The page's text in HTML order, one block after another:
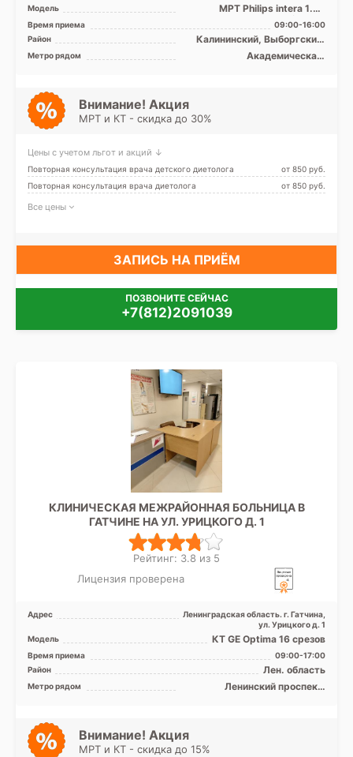
Модель
МРТ Philips intera 1.5Т
закрытый тип, КТ Siemens
Somatom Emotion 16 ср ...
Время приема
09:00-16:00
Район
Калининский, Выборгский,
Красногвардейский, Лен.
область
Метро рядом
Академическая,
Ленина, Площадь Мужества
Внимание! Акция
МРТ и КТ - скидка до 30%
Цены с учетом льгот и акций ↓
Повторная консультация врача детского диетолога
от 850 pуб.
Повторная консультация врача диетолога
от 850 pуб.
Все цены
ЗАПИСЬ НА ПРИЁМ
ПОЗВОНИТЕ СЕЙЧАС
+7(812)2091039
КЛИНИЧЕСКАЯ МЕЖРАЙОННАЯ БОЛЬНИЦА В
ГАТЧИНЕ НА УЛ. УРИЦКОГО Д. 1
Рейтинг: 3.8 из 5
Лицензия проверена
Адрес
Ленинградская область. г. Гатчина,
ул. Урицкого д. 1
Модель
КТ GE Optima 16 срезов
Время приема
09:00-17:00
Район
Лен. область
Метро рядом
Ленинский проспект,
Внимание! Акция
МРТ и КТ - скидка до 15%